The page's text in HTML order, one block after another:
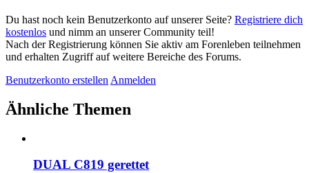
Du hast noch kein Benutzerkonto auf unserer Seite? Registriere dich
kostenlos und nimm an unserer Community teil!
Nach der Registrierung können Sie aktiv am Forenleben teilnehmen
und erhalten Zugriff auf weitere Bereiche des Forums.
Benutzerkonto erstellen Anmelden
Ähnliche Themen
DUAL C819 gerettet